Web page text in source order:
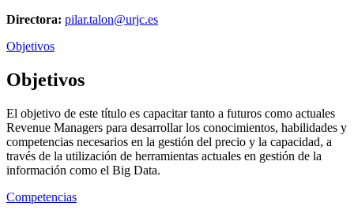
Directora: pilar.talon@urjc.es
Objetivos
Objetivos
El objetivo de este título es capacitar tanto a futuros como actuales
Revenue Managers para desarrollar los conocimientos, habilidades y
competencias necesarios en la gestión del precio y la capacidad, a
través de la utilización de herramientas actuales en gestión de la
información como el Big Data.
Competencias